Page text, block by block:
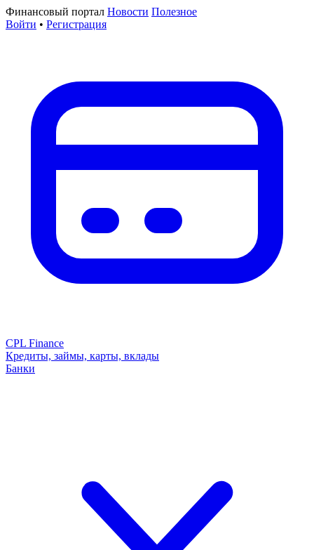
Финансовый портал Новости Полезное
Войти • Регистрация
CPL Finance
Кредиты, займы, карты, вклады
Банки